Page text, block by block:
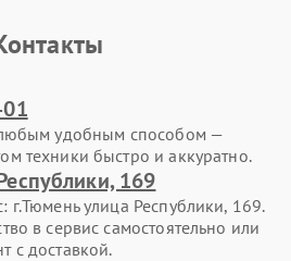
удобным способом —
техники быстро и аккуратно.
169
г.Тюмень улица Республики, 169.
в сервис самостоятельно или
с доставкой.